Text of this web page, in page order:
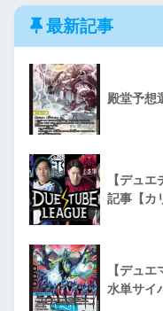
最新記事
殿堂予想
【デュ
記事【カ
【デュ
水単サイ